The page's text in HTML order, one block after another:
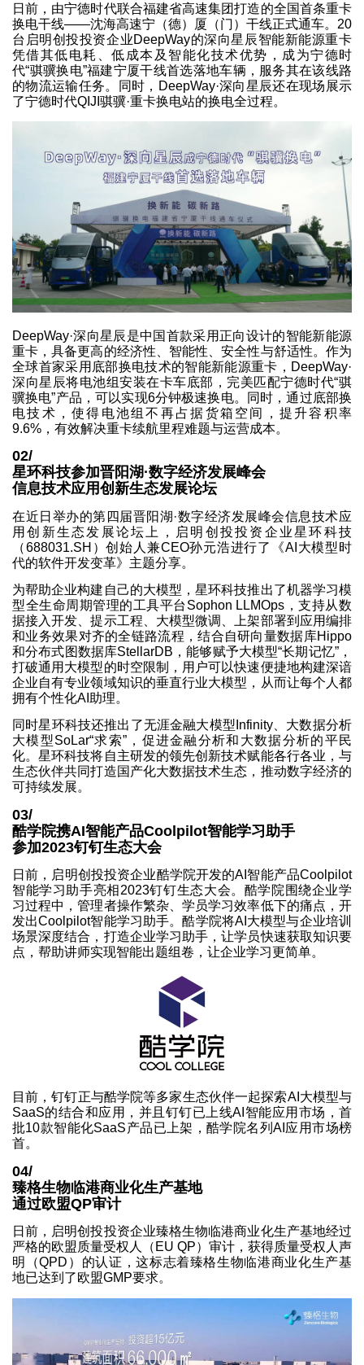
日前，由宁德时代联合福建省高速集团打造的全国首条重卡
换电干线——沈海高速宁（德）厦（门）干线正式通车。20
台启明创投投资企业DeepWay的深向星辰智能新能源重卡
凭借其低电耗、低成本及智能化技术优势，成为宁德时
代“骐骥换电”福建宁厦干线首选落地车辆，服务其在该线路
的物流运输任务。同时，DeepWay·深向星辰还在现场展示
了宁德时代QIJI骐骥·重卡换电站的换电全过程。
DeepWay·深向星辰是中国首款采用正向设计的智能新能源
重卡，具备更高的经济性、智能性、安全性与舒适性。作为
全球首家采用底部换电技术的智能新能源重卡，DeepWay·
深向星辰将电池组安装在卡车底部，完美匹配宁德时代“骐
骥换电”产品，可以实现6分钟极速换电。同时，通过底部换
电技术，使得电池组不再占据货箱空间，提升容积率
9.6%，有效解决重卡续航里程难题与运营成本。
02/
星环科技参加晋阳湖·数字经济发展峰会
信息技术应用创新生态发展论坛
在近日举办的第四届晋阳湖·数字经济发展峰会信息技术应
用创新生态发展论坛上，启明创投投资企业星环科技
（688031.SH）创始人兼CEO孙元浩进行了《AI大模型时
代的软件开发变革》主题分享。
为帮助企业构建自己的大模型，星环科技推出了机器学习模
型全生命周期管理的工具平台Sophon LLMOps，支持从数
据接入开发、提示工程、大模型微调、上架部署到应用编排
和业务效果对齐的全链路流程，结合自研向量数据库Hippo
和分布式图数据库StellarDB，能够赋予大模型“长期记忆”，
打破通用大模型的时空限制，用户可以快速便捷地构建深谙
企业自有专业领域知识的垂直行业大模型，从而让每个人都
拥有个性化AI助理。
同时星环科技还推出了无涯金融大模型Infinity、大数据分析
大模型SoLar“求索”，促进金融分析和大数据分析的平民
化。星环科技将自主研发的领先创新技术赋能各行各业，与
生态伙伴共同打造国产化大数据技术生态，推动数字经济的
可持续发展。
03/
酷学院携AI智能产品Coolpilot智能学习助手
参加2023钉钉生态大会
日前，启明创投投资企业酷学院开发的AI智能产品Coolpilot
智能学习助手亮相2023钉钉生态大会。酷学院围绕企业学
习过程中，管理者操作繁杂、学员学习效率低下的痛点，开
发出Coolpilot智能学习助手。酷学院将AI大模型与企业培训
场景深度结合，打造企业学习助手，让学员快速获取知识要
点，帮助讲师实现智能出题组卷，让企业学习更简单。
目前，钉钉正与酷学院等多家生态伙伴一起探索AI大模型与
SaaS的结合和应用，并且钉钉已上线AI智能应用市场，首
批10款智能化SaaS产品已上架，酷学院名列AI应用市场榜
首。
04/
臻格生物临港商业化生产基地
通过欧盟QP审计
日前，启明创投投资企业臻格生物临港商业化生产基地经过
严格的欧盟质量受权人（EU QP）审计，获得质量受权人声
明（QPD）的认证，这标志着臻格生物临港商业化生产基
地已达到了欧盟GMP要求。